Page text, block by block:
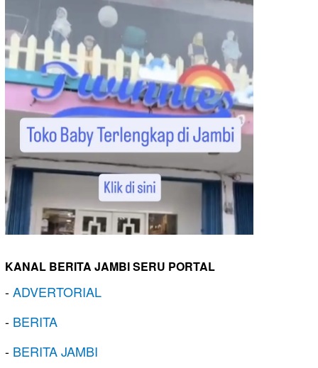
KANAL BERITA JAMBI SERU PORTAL
-ADVERTORIAL
- BERITA
- BERITA JAMBI